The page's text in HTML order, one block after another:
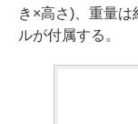
き×高さ)、重量
ルが付属する。